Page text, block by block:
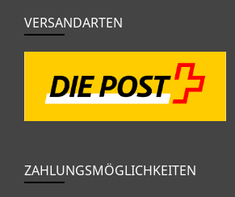
VERSANDARTEN
ZAHLUNGSMÖGLICHKEITEN